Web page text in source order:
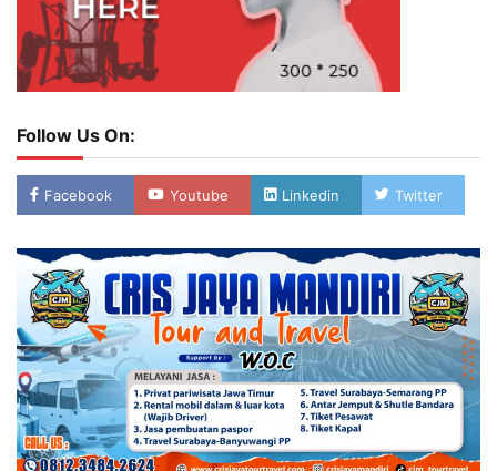
Follow Us On:
Facebook Youtube Linkedin Twitter